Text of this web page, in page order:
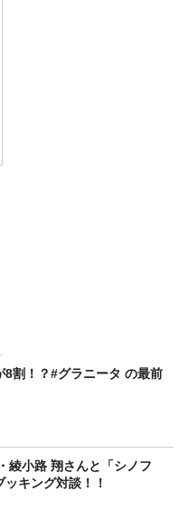
8割！？#グラニータ の最前
綾小路 翔さんと「シノフ
ッキング対談！！